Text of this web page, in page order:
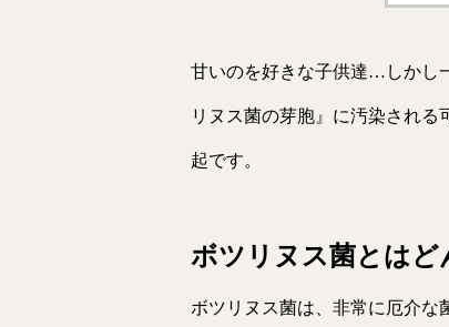
甘いのを好きな子供達…しかし
リヌス菌の芽胞』に汚染され
起です。
ボツリヌス菌とはど
ボツリヌス菌は、非常に厄介な